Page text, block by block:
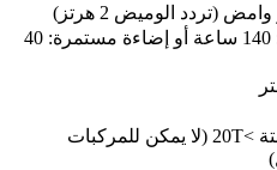
(تردد الوميض 2 هرتز)
وميض: 140 ساعة أو إضاءة مستمرة: 40
حالة ثابتة >20T (لا يمكن للمركبات